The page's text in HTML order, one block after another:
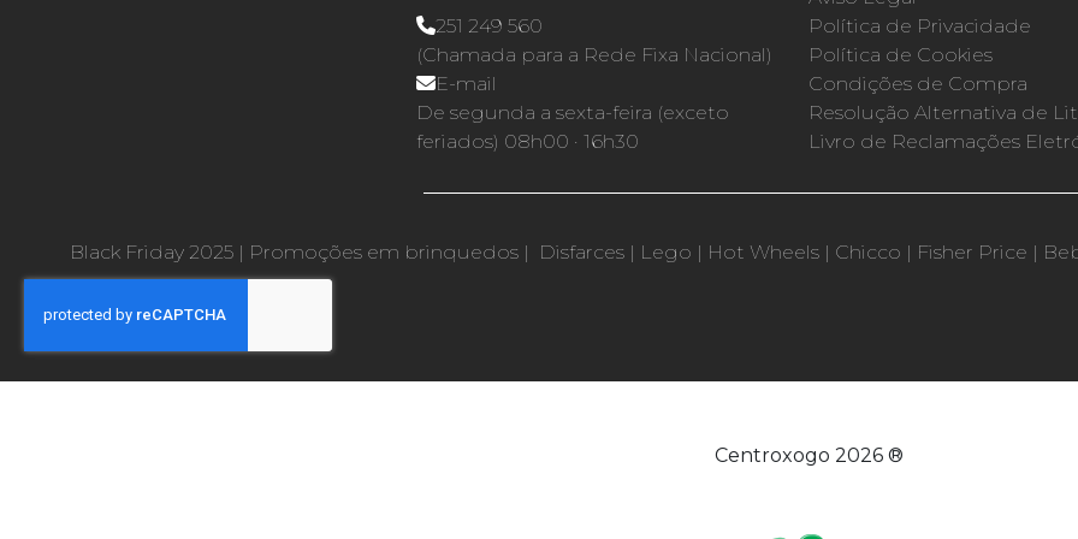
251 249 560
(Chamada para a Rede Fixa Nacional)
E-mail
De segunda a sexta-feira (exceto
feriados) 08h00 · 16h30
Política de Privacidade
Política de Cookies
Condições de Compra
Resolução Alternativa de
Livro de Reclamações
Black Friday 2025 | Promoções em brinquedos | Disfarces | Lego | Hot Wheels | Chicco | Fisher Price |
Centroxogo 2026 ®